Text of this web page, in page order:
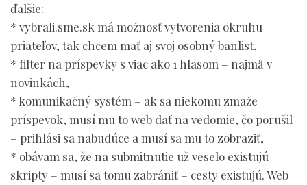
ďalšie:
* vybrali.sme.sk má možnosť vytvorenia okruhu
priateľov, tak chcem mať aj svoj osobný banlist,
* filter na príspevky s viac ako 1 hlasom – najmä v
novinkách,
* komunikačný systém – ak sa niekomu zmaže
príspevok, musí mu to web dať na vedomie, čo porušil
– prihlási sa nabudúce a musí sa mu to zobraziť,
* obávam sa, že na submitnutie už veselo existujú
skripty – musí sa tomu zabrániť – cesty existujú. Web